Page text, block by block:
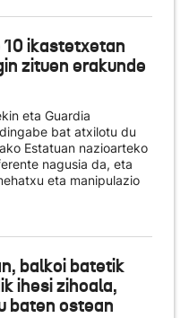
10 ikastetxetan
zituen erakunde
eta Guardia
bat atxilotu du
Estatuan nazioarteko
nagusia da, eta
eta manipulazio
balkoi batetik
ihesi zihoala,
baten ostean